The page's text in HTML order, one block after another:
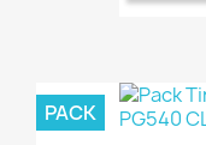
PACK